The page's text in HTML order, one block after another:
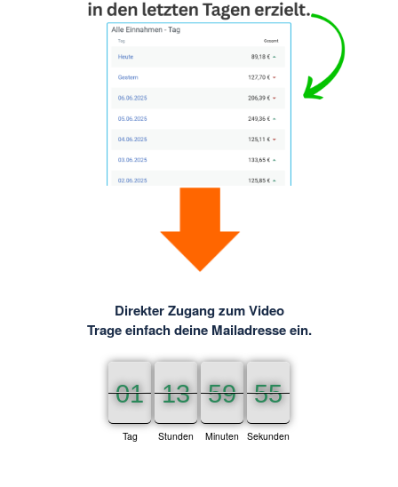
Direkter Zugang zum Video
Trage einfach deine Mailadresse ein.
01
01
01
Tag
13
13
13
Stunden
59
59
59
Minuten
55
55
56
Sekunden